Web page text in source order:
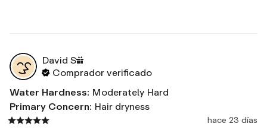
David S
Comprador verificado
Water Hardness: Moderately Hard
Primary Concern: Hair dryness
hace 23 días